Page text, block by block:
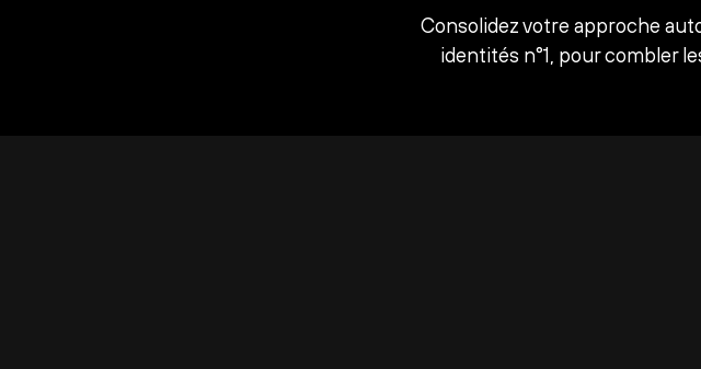
Consolidez votre approche
identités n°1, pour combler